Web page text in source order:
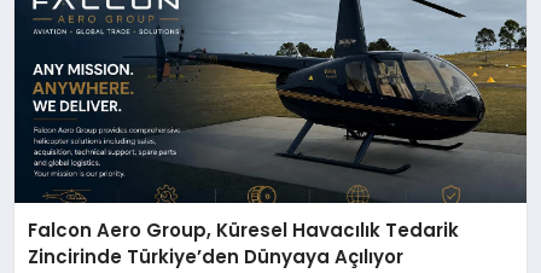
Falcon Aero Group, Küresel Havacılık Tedarik
Zincirinde Türkiye’den Dünyaya Açılıyor